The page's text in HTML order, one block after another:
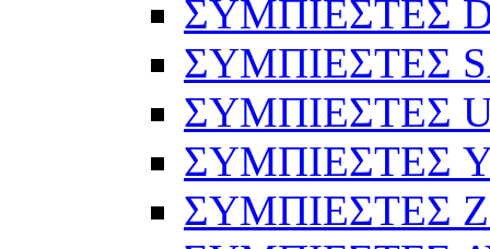
ΣΥΜΠΙΕΣΤΕΣ
ΣΥΜΠΙΕΣΤΕΣ
ΣΥΜΠΙΕΣΤΕΣ
ΣΥΜΠΙΕΣΤΕΣ
ΣΥΜΠΙΕΣΤΕΣ